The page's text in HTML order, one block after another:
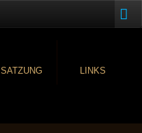
SATZUNG LINKS